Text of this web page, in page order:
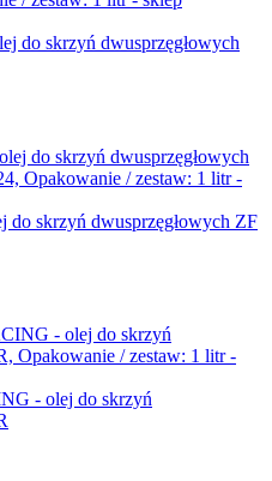
do skrzyń dwusprzęgłowych
skrzyń dwusprzęgłowych ZF
- olej do skrzyń